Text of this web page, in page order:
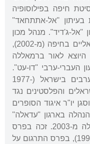
חיפה בפילוסופיה
בעיתון "אל-אתתחאד"
"אל-ג'דיד". מנהל מכון
אמיל תומא לעיונים פלסטיניים וישראליים בחיפה (מ-2002),
היוצא לאור ברמאללה
העברי-ערבי "דו-עט".
כיהן כיו"ר התאחדות הסופרים הערבים בישראל (1977-
והפלסטינים נגד
ולמען השלום (1986-1992) וסגן יו"ר איגוד הסופרים
(1995-2000). חבר הנהלה בארגון "עדאלה"
(2001-2000) ובמועצת חברי ההנהלה מ-2003. זכה בפרס
היצירה הערבית ממשרד התרבות (1992), בפרס התרגום על